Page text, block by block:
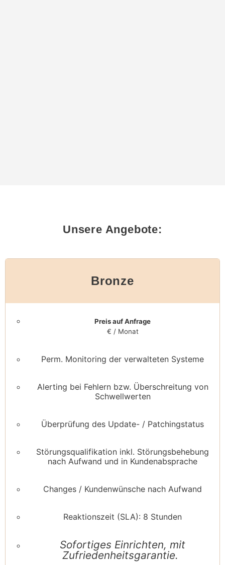
Unsere Angebote:
Bronze
Preis auf Anfrage
€ / Monat
Perm. Monitoring der verwalteten Systeme
Alerting bei Fehlern bzw. Überschreitung von
Schwellwerten
Überprüfung des Update- / Patchingstatus
Störungsqualifikation inkl. Störungsbehebung
nach Aufwand und in Kundenabsprache
Changes / Kundenwünsche nach Aufwand
Reaktionszeit (SLA): 8 Stunden
Sofortiges Einrichten, mit
Zufriedenheitsgarantie.